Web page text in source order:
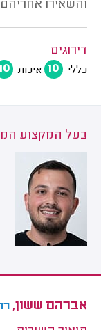
והשאירו
דירוגים
כללי 10 איכות 10
בעל המקצוע
אברהם ששון,